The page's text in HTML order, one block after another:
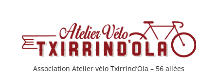
Association Atelier vélo Txirrind’Ola – 56 allées